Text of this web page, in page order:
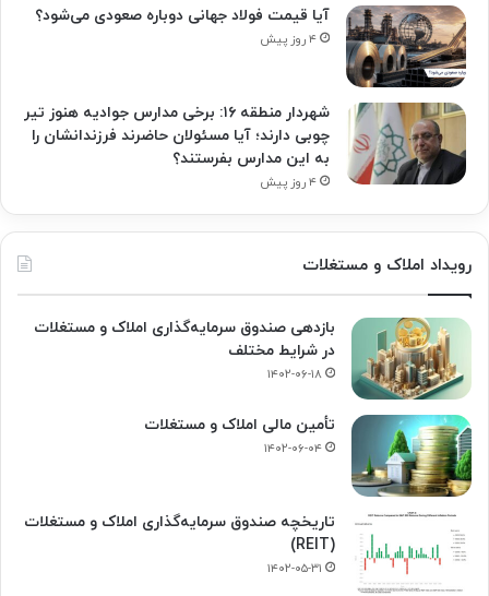
آیا قیمت فولاد جهانی دوباره صعودی می‌شود؟
۴ روز پیش
شهردار منطقه ۱۶: برخی مدارس جوادیه هنوز تیر
چوبی دارند؛ آیا مسئولان حاضرند فرزندانشان را
به این مدارس بفرستند؟
۴ روز پیش
رویداد املاک و مستغلات
بازدهی صندوق سرمایه‌گذاری املاک و مستغلات
در شرایط مختلف
۱۴۰۲-۰۶-۱۸
تأمین مالی املاک و مستغلات
۱۴۰۲-۰۶-۰۴
تاریخچه صندوق سرمایه‌گذاری املاک و مستغلات
(REIT)
۱۴۰۲-۰۵-۳۱